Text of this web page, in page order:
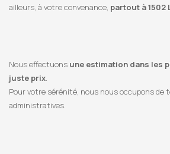
ailleurs, à votre convenance, partout à 1502
Nous effectuons une estimation dans les
juste prix.
Pour votre sérénité, nous nous occupons de
administratives.